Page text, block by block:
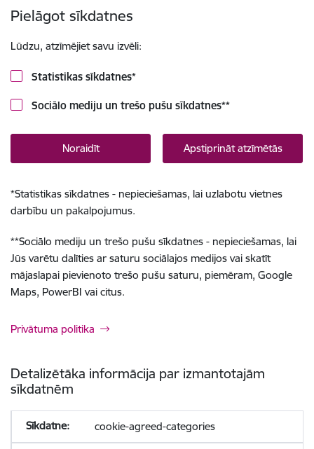
Pielāgot sīkdatnes
Lūdzu, atzīmējiet savu izvēli:
Statistikas sīkdatnes*
Sociālo mediju un trešo pušu sīkdatnes**
Noraidīt Apstiprināt atzīmētās
*Statistikas sīkdatnes - nepieciešamas, lai uzlabotu vietnes
darbību un pakalpojumus.
**Sociālo mediju un trešo pušu sīkdatnes - nepieciešamas, lai
Jūs varētu dalīties ar saturu sociālajos medijos vai skatīt
mājaslapai pievienoto trešo pušu saturu, piemēram, Google
Maps, PowerBI vai citus.
Privātuma politika
Detalizētāka informācija par izmantotajām
sīkdatnēm
cookie-agreed-categories